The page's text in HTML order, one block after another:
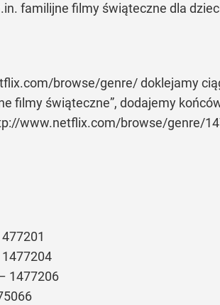
familijne filmy świąteczne dla
browse/genre/ doklejamy
filmy świąteczne”, dodajemy
www.netflix.com/browse/genre/
1477206